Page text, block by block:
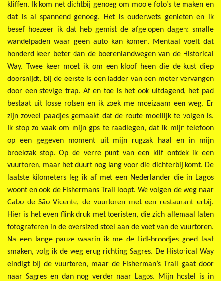
kliffen. Ik kom net dichtbij genoeg om mooie foto’s te maken en
dat is al spannend genoeg. Het is ouderwets genieten en ik
besef hoezeer ik dat heb gemist de afgelopen dagen: smalle
wandelpaden waar geen auto kan komen. Mentaal voelt dat
honderd keer beter dan de boerenlandwegen van de Historical
Way. Twee keer moet ik om een kloof heen die de kust diep
doorsnijdt, bij de eerste is een ladder van een meter vervangen
door een stevige trap. Af en toe is het ook uitdagend, het pad
bestaat uit losse rotsen en ik zoek me moeizaam een weg. Er
zijn zoveel paadjes gemaakt dat de route moeilijk te volgen is.
Ik stop zo vaak om mijn gps te raadlegen, dat ik mijn telefoon
op een gegeven moment uit mijn rugzak haal en in mijn
broekzak stop. Op de verre punt van een klif ontdek ik een
vuurtoren, maar het duurt nog lang voor die dichterbij komt. De
laatste kilometers leg ik af met een Nederlander die in Lagos
woont en ook de Fishermans Trail loopt. We volgen de weg naar
Cabo de São Vicente, de vuurtoren met een restaurant erbij.
Hier is het even flink druk met toeristen, die zich allemaal laten
fotograferen in de oversized stoel aan de voet van de vuurtoren.
Na een lange pauze waarin ik me de Lidl-broodjes goed laat
smaken, volg ik de weg erug richting Sagres. De Historical Way
eindigt bij de vuurtoren, maar de Fisherman’s Trail gaat door
naar Sagres en dan nog verder naar Lagos. Mijn hostel is in